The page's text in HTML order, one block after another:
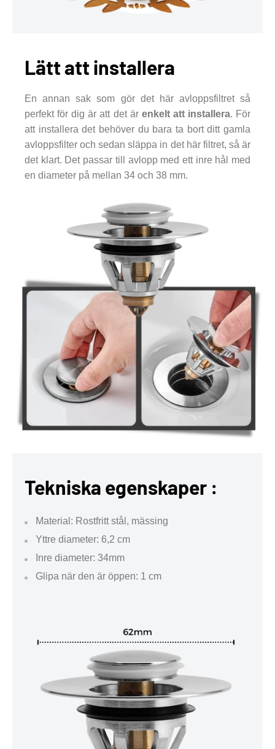
Lätt att installera
En annan sak som gör det här avloppsfiltret så
perfekt för dig är att det är enkelt att installera. För
att installera det behöver du bara ta bort ditt gamla
avloppsfilter och sedan släppa in det här filtret, så är
det klart. Det passar till avlopp med ett inre hål med
en diameter på mellan 34 och 38 mm.
Tekniska egenskaper :
Material: Rostfritt stål, mässing
Yttre diameter: 6,2 cm
Inre diameter: 34mm
Glipa när den är öppen: 1 cm